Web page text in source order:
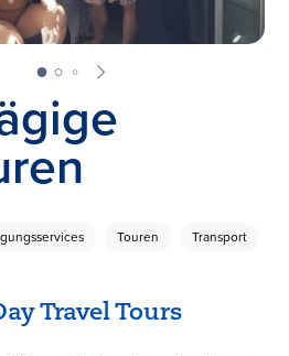
Touren Transport
Travel Tours